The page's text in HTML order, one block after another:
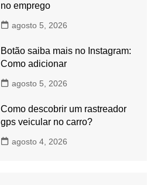
no emprego
agosto 5, 2026
Botão saiba mais no Instagram:
Como adicionar
agosto 5, 2026
Como descobrir um rastreador
gps veicular no carro?
agosto 4, 2026